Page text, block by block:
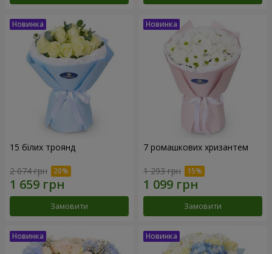
15 білих троянд
2 074 грн
Замовити
7 ромашкових хризантем
1 293 грн
Замовити